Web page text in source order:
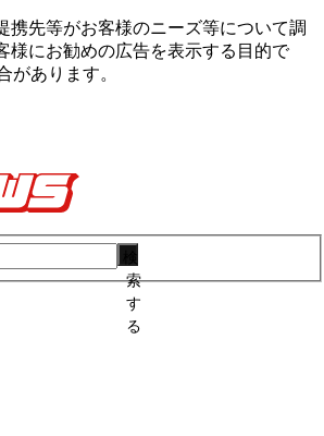
携先等がお客様のニーズ等について調
様にお勧めの広告を表⽰する⽬的で
があります。
索
す
る